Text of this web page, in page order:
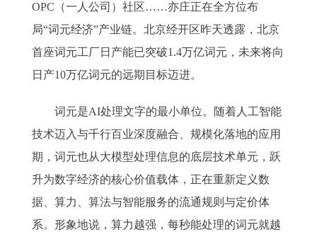
OPC（一人公司）社区……亦庄正在全方位布
局“词元经济”产业链。北京经开区昨天透露，北京
首座词元工厂日产能已突破1.4万亿词元，未来将向
日产10万亿词元的远期目标迈进。
词元是AI处理文字的最小单位。随着人工智能
技术迈入与千行百业深度融合、规模化落地的应用
期，词元也从大模型处理信息的底层技术单元，跃
升为数字经济的核心价值载体，正在重新定义数
据、算力、算法与智能服务的流通规则与定价体
系。形象地说，算力越强，每秒能处理的词元就越